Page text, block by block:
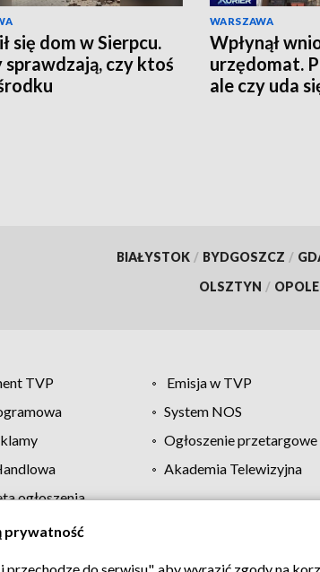
się dom w Sierpcu.
sprawdzają, czy ktoś
WARSZAWA
Wpłynął
urzędomat.
ale czy uda
BIAŁYSTOK / BYDGOSZCZ /
OLSZTYN / OPOLE
TVP Emisja w TVP
System NOS
Ogłoszenie przetargowe
Akademia Telewizyjna
ogłoszenia
Regulamin TVP Polityka
prywatność